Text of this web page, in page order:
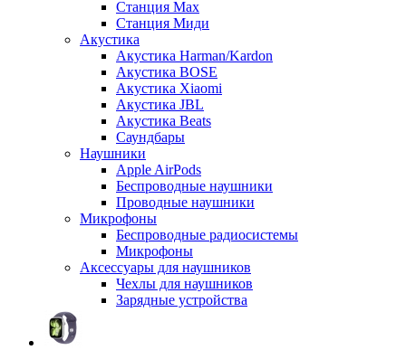
Станция Max
Станция Миди
Акустика
Акустика Harman/Kardon
Акустика BOSE
Акустика Xiaomi
Акустика JBL
Акустика Beats
Саундбары
Наушники
Apple AirPods
Беспроводные наушники
Проводные наушники
Микрофоны
Беспроводные радиосистемы
Микрофоны
Аксессуары для наушников
Чехлы для наушников
Зарядные устройства